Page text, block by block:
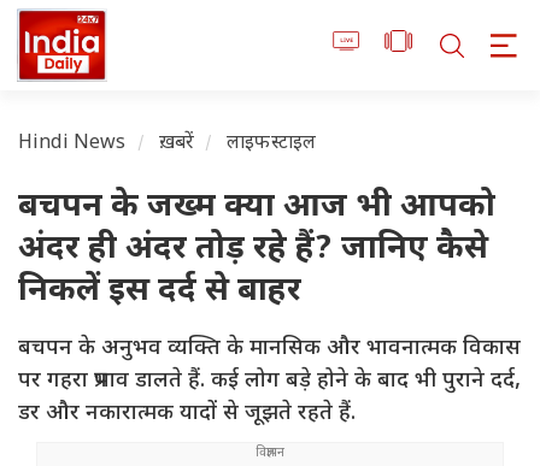
Hindi News ख़बरें लाइफस्टाइल
बचपन के जख्म क्या आज भी आपको
अंदर ही अंदर तोड़ रहे हैं? जानिए कैसे
निकलें इस दर्द से बाहर
बचपन के अनुभव व्यक्ति के मानसिक और भावनात्मक विकास
पर गहरा प्रभाव डालते हैं. कई लोग बड़े होने के बाद भी पुराने दर्द,
डर और नकारात्मक यादों से जूझते रहते हैं.